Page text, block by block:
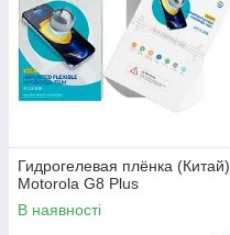
Гидрогелевая плёнка (Китай)
Motorola G8 Plus
В наявності